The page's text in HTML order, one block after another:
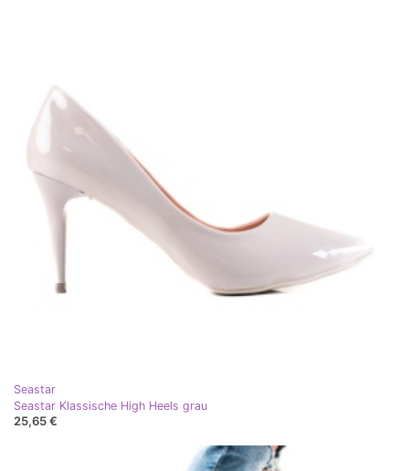
Seastar
Seastar Klassische High Heels grau
25,65 €